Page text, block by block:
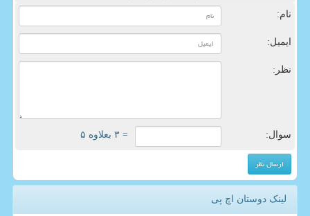
نام:
ایمیل:
نظر:
سوال: = ۳ بعلاوه ۵
لینک دوستان اچ پی